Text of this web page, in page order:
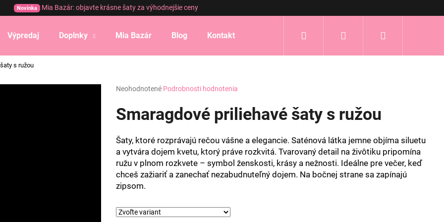
Novinka Mia Bazár: objavte krásne šaty za výhodnejšie ceny
Výpredaj Doplnky Mia Bazár Blog Kontakt Prihlásenie
s ružou
Priemerné
produktu
je
z
5
hviezdičiek.
Neohodnotené Podrobnosti hodnotenia
Smaragdové priliehavé šaty s ružou
Šaty, ktoré rozprávajú rečou vášne a elegancie. Saténová látka jemne objíma siluetu
a vytvára dojem kvetu, ktorý práve rozkvitá. Tvarovaný detail na živôtiku pripomína
ružu v plnom rozkvete – symbol ženskosti, krásy a nežnosti. Ideálne pre večer, keď
chceš zažiariť a zanechať nezabudnuteľný dojem. Na bočnej strane sa zapínajú
zipsom.
Čo potrebujete nájsť?
HĽADAŤ